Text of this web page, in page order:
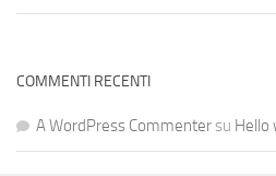
COMMENTI RECENTI
A WordPress Commentersu Hello